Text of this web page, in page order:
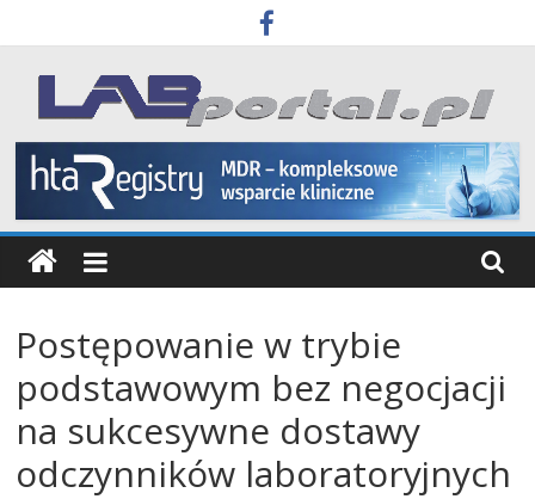
to
content
Labportal
Laboratoria
Aparatura
Badania
Postępowanie w trybie
podstawowym bez negocjacji
na sukcesywne dostawy
odczynników laboratoryjnych